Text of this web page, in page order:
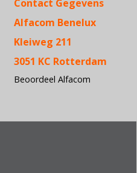
Contact Gegevens
Alfacom Benelux
Kleiweg 211
3051 KC Rotterdam
Beoordeel Alfacom